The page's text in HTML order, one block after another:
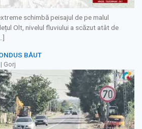
schimbă peisajul de pe malul
Olt, nivelul fluviului a scăzut atât de
BĂUT
| Gorj